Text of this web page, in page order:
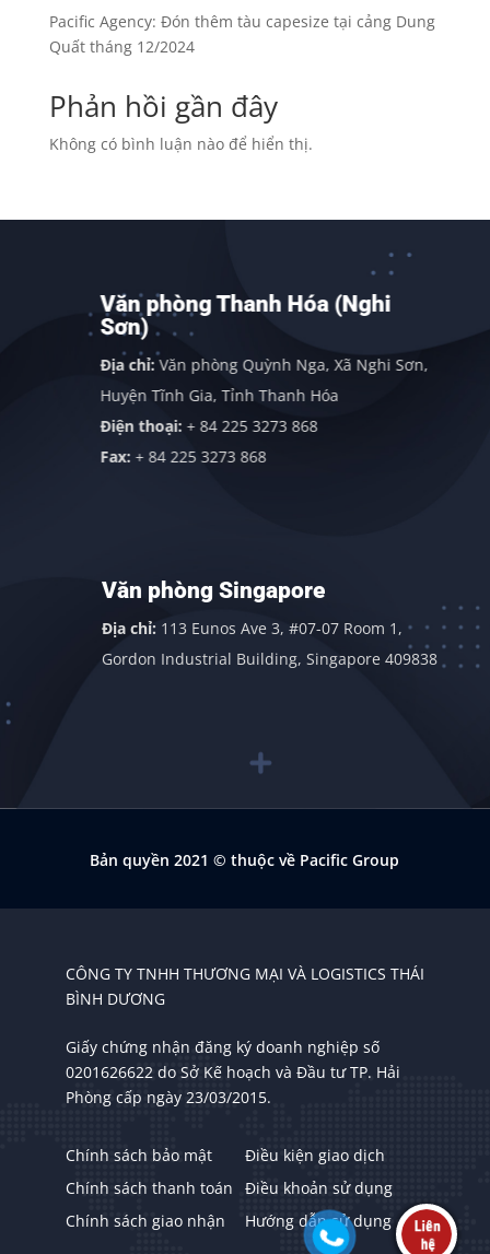
Pacific Agency: Đón thêm tàu capesize tại cảng Dung
Quất tháng 12/2024
Phản hồi gần đây
Không có bình luận nào để hiển thị.
Văn phòng Thanh Hóa (Nghi
Sơn)
Địa chỉ:Văn phòng Quỳnh Nga, Xã Nghi Sơn,
Huyện Tĩnh Gia, Tỉnh Thanh Hóa
Điện thoại:+ 84 225 3273 868
Fax:+ 84 225 3273 868
Văn phòng Singapore
Địa chỉ:113 Eunos Ave 3, #07-07 Room 1,
Gordon Industrial Building, Singapore 409838
Bản quyền 2021© thuộc về Pacific Group
CÔNG TY TNHH THƯƠNG MẠI VÀ LOGISTICS THÁI
BÌNH DƯƠNG
Giấy chứng nhận đăng ký doanh nghiệp số
0201626622 do Sở Kế hoạch và Đầu tư TP. Hải
Phòng cấp ngày 23/03/2015.
Chính sách bảo mật
Điều kiện giao dịch
Chính sách thanh toán
Điều khoản sử dụng
Chính sách giao nhận
Hướng dẫn sử dụng